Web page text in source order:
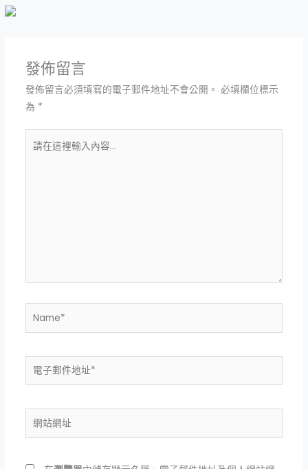
發佈留言
發佈留言必須填寫的電子郵件地址不會公開。 必填欄位標示
為 *
在
Name*
電
子